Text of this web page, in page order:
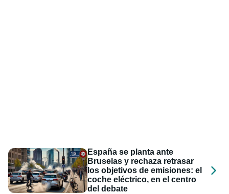
España se planta ante
Bruselas y rechaza retrasar
los objetivos de emisiones: el
coche eléctrico, en el centro
del debate